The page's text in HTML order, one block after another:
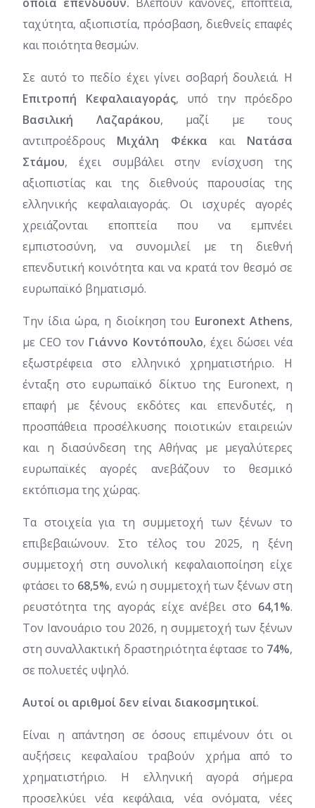
ταχύτητα, αξιοπιστία, πρόσβαση, διεθνείς επαφές
και ποιότητα θεσμών.
Σε αυτό το πεδίο έχει γίνει σοβαρή δουλειά. Η
Επιτροπή Κεφαλαιαγοράς, υπό την πρόεδρο
Βασιλική Λαζαράκου, μαζί με τους
αντιπροέδρους Μιχάλη Φέκκα και Νατάσα
Στάμου, έχει συμβάλει στην ενίσχυση της
αξιοπιστίας και της διεθνούς παρουσίας της
ελληνικής κεφαλαιαγοράς. Οι ισχυρές αγορές
χρειάζονται εποπτεία που να εμπνέει
εμπιστοσύνη, να συνομιλεί με τη διεθνή
επενδυτική κοινότητα και να κρατά τον θεσμό σε
ευρωπαϊκό βηματισμό.
Την ίδια ώρα, η διοίκηση του Euronext Athens,
με CEO τον Γιάννο Κοντόπουλο, έχει δώσει νέα
εξωστρέφεια στο ελληνικό χρηματιστήριο. Η
ένταξη στο ευρωπαϊκό δίκτυο της Euronext, η
επαφή με ξένους εκδότες και επενδυτές, η
προσπάθεια προσέλκυσης ποιοτικών εταιρειών
και η διασύνδεση της Αθήνας με μεγαλύτερες
ευρωπαϊκές αγορές ανεβάζουν το θεσμικό
εκτόπισμα της χώρας.
Τα στοιχεία για τη συμμετοχή των ξένων το
επιβεβαιώνουν. Στο τέλος του 2025, η ξένη
συμμετοχή στη συνολική κεφαλαιοποίηση είχε
φτάσει το 68,5%, ενώ η συμμετοχή των ξένων στη
ρευστότητα της αγοράς είχε ανέβει στο 64,1%.
Τον Ιανουάριο του 2026, η συμμετοχή των ξένων
στη συναλλακτική δραστηριότητα έφτασε το 74%,
σε πολυετές υψηλό.
Αυτοί οι αριθμοί δεν είναι διακοσμητικοί.
Είναι η απάντηση σε όσους επιμένουν ότι οι
αυξήσεις κεφαλαίου τραβούν χρήμα από το
χρηματιστήριο. Η ελληνική αγορά σήμερα
προσελκύει νέα κεφάλαια, νέα ονόματα, νέες